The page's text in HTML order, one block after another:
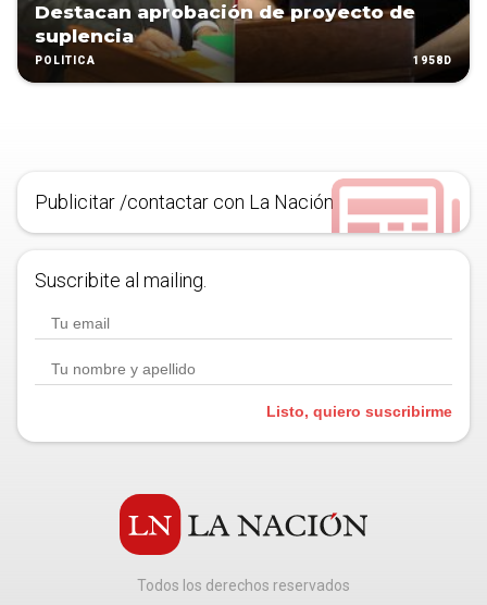
Destacan aprobación de proyecto de
suplencia
POLÍTICA 1958D
Publicitar /contactar con La Nación
Suscribite al mailing.
Listo, quiero suscribirme
Todos los derechos reservados